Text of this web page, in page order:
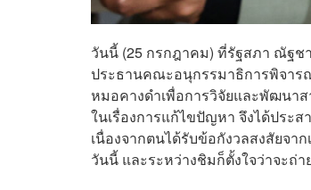
วันนี้ (25 กรกฎาคม) ที่รัฐสภา ณัฐช
ประธานคณะอนุกรรมาธิการพิจาร
หมอคางดำเพื่อการวิจัยและพัฒนา
ในเรื่องการแก้ไขปัญหา จึงได้ประ
เนื่องจากตนได้รับข้อกังวลสงสัยจา
วันนี้ และระหว่างชิมก็ตั้งใจว่าจะถ่